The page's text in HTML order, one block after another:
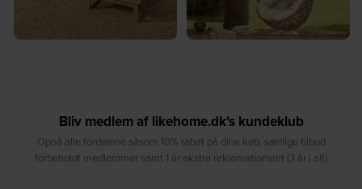
Bliv medlem af likehome.dk's kundeklub
Opnå alle fordelene såsom 10% rabat på dine køb, særlige tilbud
forbeholdt medlemmer samt 1 år ekstra reklamationsret (3 år i alt)